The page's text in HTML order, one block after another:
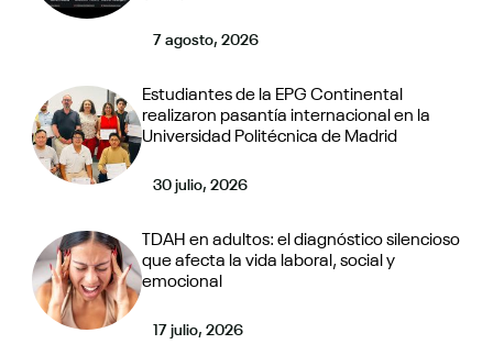
7 agosto, 2026
Estudiantes de la EPG Continental
realizaron pasantía internacional en la
Universidad Politécnica de Madrid
30 julio, 2026
TDAH en adultos: el diagnóstico silencioso
que afecta la vida laboral, social y
emocional
17 julio, 2026